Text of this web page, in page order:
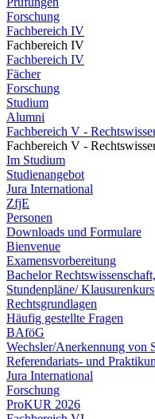
Forschung
Fachbereich IV
Fachbereich IV
Fachbereich IV
Fächer
Forschung
Studium
Alumni
Fachbereich V -
Fachbereich V -
Im Studium
Studienangebot
Jura International
ZfjE
Personen
Downloads und Formulare
Bienvenue
Examensvorbereitung
Bachelor
Stundenpläne/
Rechtsgrundlagen
Häufig gestellte Fragen
BAföG
Wechsler/Anerkennung von
Referendariats- und
Jura International
Forschung
ProKUR 2026